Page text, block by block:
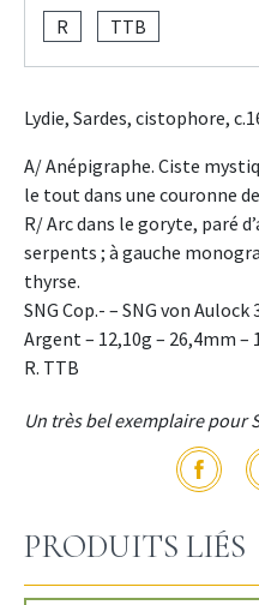
R
TTB
Lydie, Sardes, cistophore,
A/ Anépigraphe. Ciste
le tout dans une couronne
R/ Arc dans le goryte, paré
serpents ; à gauche
thyrse.
SNG Cop.- – SNG von Aulock
Argent – 12,10g – 26,4mm –
R. TTB
Un très bel exemplaire pour
PRODUITS LIÉS